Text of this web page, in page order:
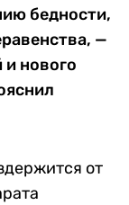
бедности,
—
нового
от